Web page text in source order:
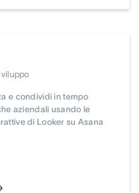
e condividi in tempo
aziendali usando le
di Looker su Asana